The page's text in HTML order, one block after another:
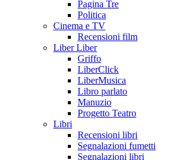
Pagina Tre
Politica
Cinema e TV
Recensioni film
Liber Liber
Griffo
LiberClick
LiberMusica
Libro parlato
Manuzio
Progetto Teatro
Libri
Recensioni libri
Segnalazioni fumetti
Segnalazioni libri